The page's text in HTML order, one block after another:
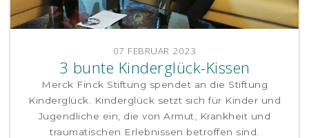
07 FEBRUAR 2023
3 bunte Kinderglück-Kissen
Merck Finck Stiftung spendet an die Stiftung
Kinderglück. Kinderglück setzt sich für Kinder und
Jugendliche ein, die von Armut, Krankheit und
traumatischen Erlebnissen betroffen sind.